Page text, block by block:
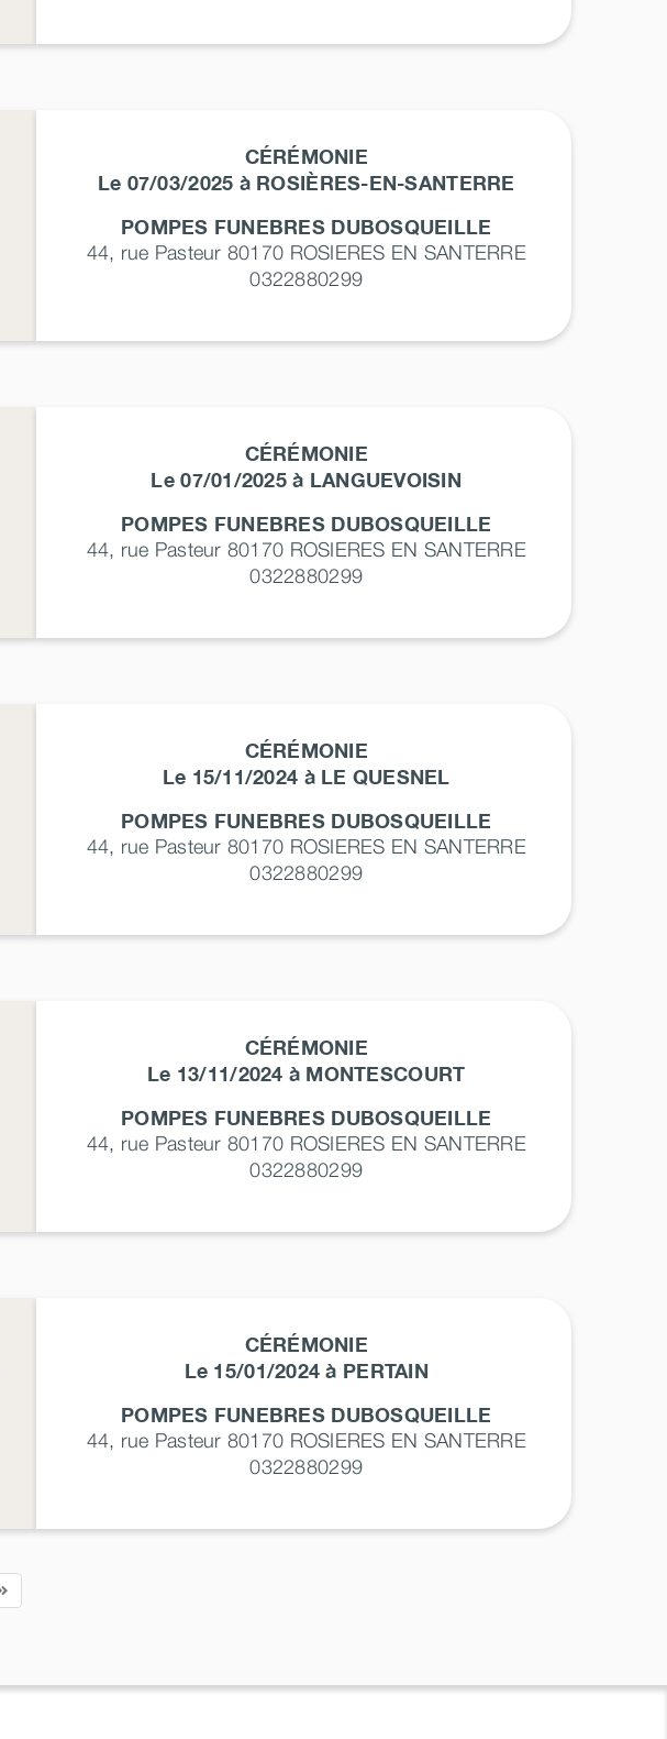
CÉRÉMONIE
Le 07/03/2025 à ROSIÈRES-EN-SANTERRE
POMPES FUNEBRES DUBOSQUEILLE
44, rue Pasteur 80170 ROSIERES EN SANTERRE
0322880299
CÉRÉMONIE
Le 07/01/2025 à LANGUEVOISIN
POMPES FUNEBRES DUBOSQUEILLE
44, rue Pasteur 80170 ROSIERES EN SANTERRE
0322880299
CÉRÉMONIE
Le 15/11/2024 à LE QUESNEL
POMPES FUNEBRES DUBOSQUEILLE
44, rue Pasteur 80170 ROSIERES EN SANTERRE
0322880299
CÉRÉMONIE
Le 13/11/2024 à MONTESCOURT
POMPES FUNEBRES DUBOSQUEILLE
44, rue Pasteur 80170 ROSIERES EN SANTERRE
0322880299
CÉRÉMONIE
Le 15/01/2024 à PERTAIN
POMPES FUNEBRES DUBOSQUEILLE
44, rue Pasteur 80170 ROSIERES EN SANTERRE
0322880299